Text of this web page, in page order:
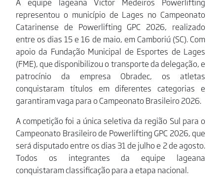
representou o município de Lages no Campeonato
Catarinense de Powerlifting GPC 2026, realizado
entre os dias 15 e 16 de maio, em Camboriú (SC). Com
apoio da Fundação Municipal de Esportes de Lages
(FME), que disponibilizou o transporte da delegação, e
patrocínio da empresa Obradec, os atletas
conquistaram títulos em diferentes categorias e
garantiram vaga para o Campeonato Brasileiro 2026.
A competição foi a única seletiva da região Sul para o
Campeonato Brasileiro de Powerlifting GPC 2026, que
será disputado entre os dias 31 de julho e 2 de agosto.
Todos os integrantes da equipe lageana
conquistaram classificação para a etapa nacional.